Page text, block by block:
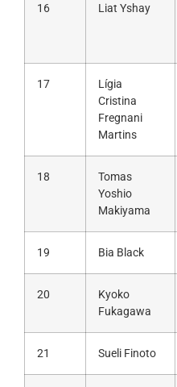
16 Liat Yshay
17
Lígia
Cristina
Fregnani
Martins
18
Tomas
Yoshio
Makiyama
19 Bia Black
20
Kyoko
Fukagawa
21 Sueli Finoto